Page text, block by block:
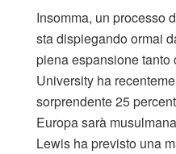
Insomma, un processo
sta dispiegando ormai
piena espansione tanto
University ha
sorprendente 25
Europa sarà
Lewis ha previsto una